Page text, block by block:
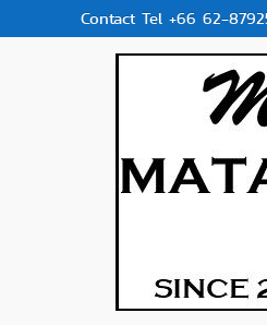
Contact Tel +66 62-